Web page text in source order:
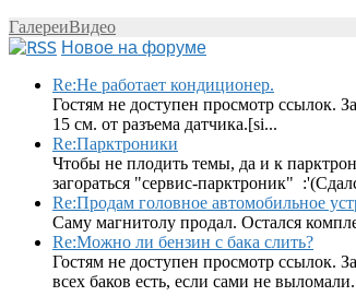
ГалереиВидео
Новое на форуме
Re:Не работает кондиционер.
Гостям не доступен просмотр ссылок.
15 см. от разъема датчика.[si...
Re:Парктроники
Чтобы не плодить темы, да и к
загораться "сервис-парктроник"
Re:Продам головное автомобильное
Саму магнитолу продал. Остался
Re:Можно ли бензин с бака слить?
Гостям не доступен просмотр ссылок.
всех баков есть, если сами не